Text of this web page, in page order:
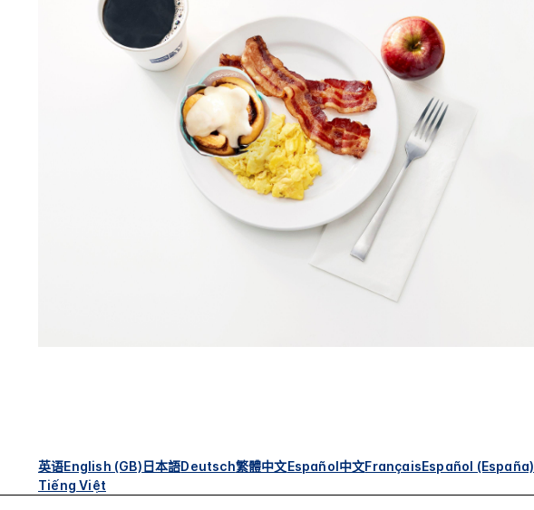
英语English (GB)日本語Deutsch繁體中文Español中文FrançaisEspañol (España)
Tiếng Việt